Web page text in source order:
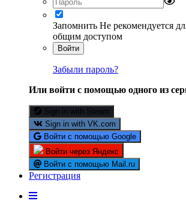
Запомнить Не рекомендуется
общим доступом
Войти
Забыли пароль?
Или войти с помощью одного из
Sign in with Steam
Sign in with VK.com
Войти с помощью Google
Войти через Яндекс
Войти с помощью Mail.ru
Регистрация